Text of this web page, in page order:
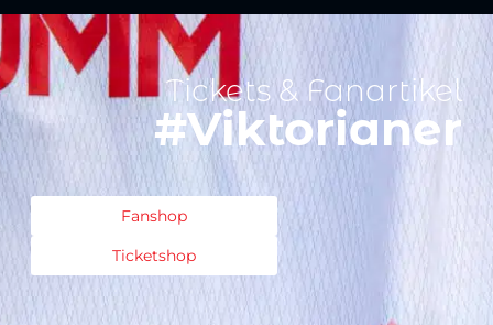
Tickets & Fanartikel
#Viktorianer
Fanshop
Ticketshop